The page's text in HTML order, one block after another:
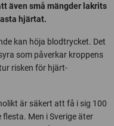
även små mängder lakrits
hjärtat.
kan höja blodtrycket. Det
som påverkar kroppens
risken för hjärt-
är säkert att få i sig 100
Men i Sverige äter